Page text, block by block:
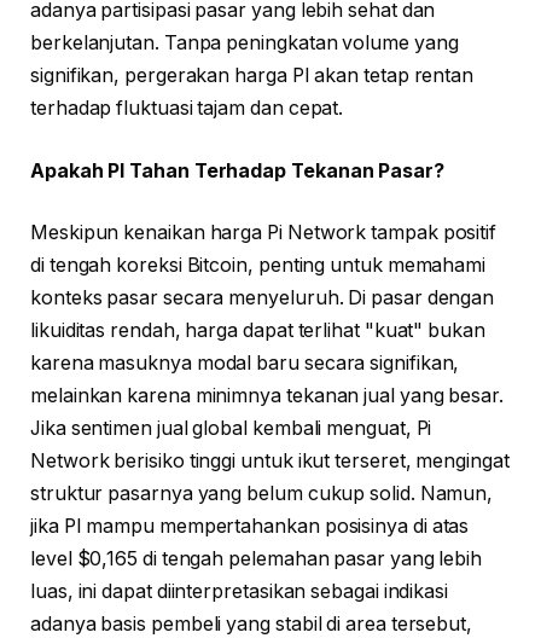
adanya partisipasi pasar yang lebih sehat dan
berkelanjutan. Tanpa peningkatan volume yang
signifikan, pergerakan harga PI akan tetap rentan
terhadap fluktuasi tajam dan cepat.
Apakah PI Tahan Terhadap Tekanan Pasar?
Meskipun kenaikan harga Pi Network tampak positif
di tengah koreksi Bitcoin, penting untuk memahami
konteks pasar secara menyeluruh. Di pasar dengan
likuiditas rendah, harga dapat terlihat "kuat" bukan
karena masuknya modal baru secara signifikan,
melainkan karena minimnya tekanan jual yang besar.
Jika sentimen jual global kembali menguat, Pi
Network berisiko tinggi untuk ikut terseret, mengingat
struktur pasarnya yang belum cukup solid. Namun,
jika PI mampu mempertahankan posisinya di atas
level $0,165 di tengah pelemahan pasar yang lebih
luas, ini dapat diinterpretasikan sebagai indikasi
adanya basis pembeli yang stabil di area tersebut,